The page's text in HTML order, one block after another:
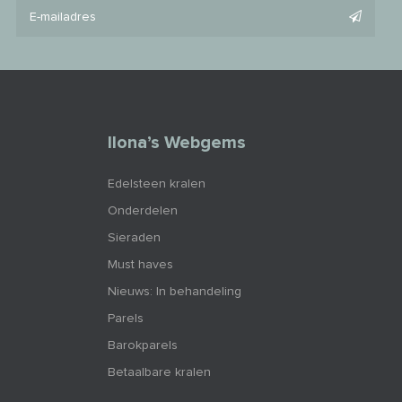
Ilona’s Webgems
Edelsteen kralen
Onderdelen
Sieraden
Must haves
Nieuws: In behandeling
Parels
Barokparels
Betaalbare kralen